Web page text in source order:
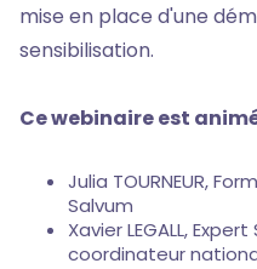
mise en place d'une
sensibilisation.
Ce webinaire est
Julia TOURNEUR,
Salvum
Xavier LEGALL,
coordinateur